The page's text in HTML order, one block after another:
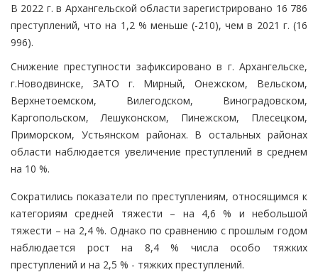
В 2022 г. в Архангельской области зарегистрировано 16 786
преступлений, что на 1,2 % меньше (-210), чем в 2021 г. (16
996).
Снижение преступности зафиксировано в г. Архангельске,
г.Новодвинске, ЗАТО г. Мирный, Онежском, Вельском,
Верхнетоемском, Вилегодском, Виноградовском,
Каргопольском, Лешуконском, Пинежском, Плесецком,
Приморском, Устьянском районах. В остальных районах
области наблюдается увеличение преступлений в среднем
на 10 %.
Сократились показатели по преступлениям, относящимся к
категориям средней тяжести – на 4,6 % и небольшой
тяжести – на 2,4 %. Однако по сравнению с прошлым годом
наблюдается рост на 8,4 % числа особо тяжких
преступлений и на 2,5 % - тяжких преступлений.